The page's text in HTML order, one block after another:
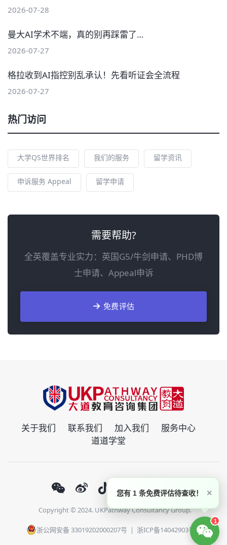
2026-07-28
曼大AI学术不端，真的别再踩雷了…
2026-07-27
格拉收到AI指控别乱承认！先看听证会全流程
2026-07-27
热门访问
大学QS世界排名 我们的服务 留学资讯
申诉服务 Appeal 留学申请
需要帮助?
全英覆盖专业实力：英国G5/牛剑申请、PHD博
士申请、Appeal申诉
免费评估
关于我们 联系我们 加入我们
服务中心
道道学堂
Copyright © 2024. UKPathway Consultancy Group.
浙公网安备 33019202000207号 | 浙ICP备14042903号-1
×
您有 1 条免费评估待查收！
1